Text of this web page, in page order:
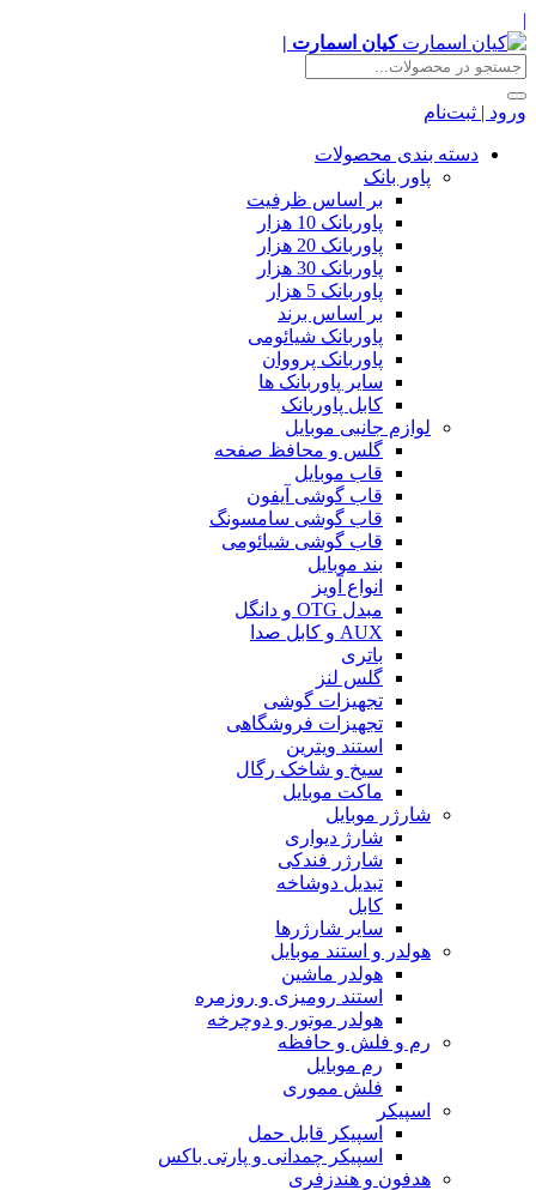
|
کیان اسمارت |
ورود | ثبت‌نام
دسته بندی محصولات
پاور بانک
بر اساس ظرفیت
پاوربانک 10 هزار
پاوربانک 20 هزار
پاوربانک 30 هزار
پاوربانک 5 هزار
بر اساس برند
پاوربانک شیائومی
پاوربانک پرووان
سایر پاوربانک ها
کابل پاوربانک
لوازم جانبی موبایل
گلس و محافظ صفحه
قاب موبایل
قاب گوشی آیفون
قاب گوشی سامسونگ
قاب گوشی شیائومی
بند موبایل
انواع آویز
مبدل OTG و دانگل
AUX و کابل صدا
باتری
گلس لنز
تجهیزات گوشی
تجهیزات فروشگاهی
استند ویترین
سیخ و شاخک رگال
ماکت موبایل
شارژر موبایل
شارژ دیواری
شارژر فندکی
تبدیل دوشاخه
کابل
سایر شارژرها
هولدر و استند موبایل
هولدر ماشین
استند رومیزی و روزمره
هولدر موتور و دوچرخه
رم و فلش و حافظه
رم موبایل
فلش مموری
اسپیکر
اسپیکر قابل حمل
اسپیکر چمدانی و پارتی باکس
هدفون و هندزفری